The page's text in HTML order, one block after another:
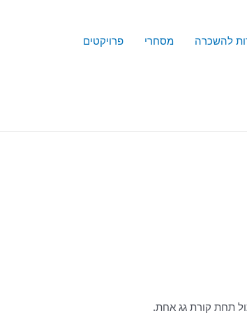
להשכרה מסחרי פרויקטים
תחת קורת גג אחת.